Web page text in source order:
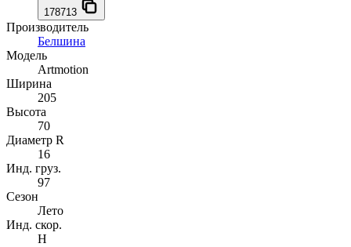
178713
Производитель
Белшина
Модель
Artmotion
Ширина
205
Высота
70
Диаметр R
16
Инд. груз.
97
Сезон
Лето
Инд. скор.
H